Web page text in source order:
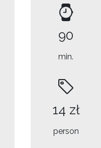
90
min.
14 zł
person